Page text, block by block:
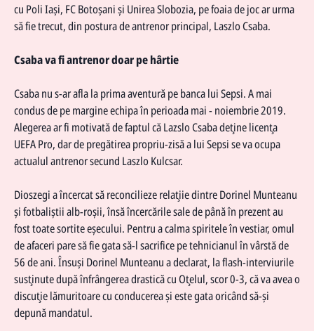
cu Poli Iaşi, FC Botoşani şi Unirea Slobozia, pe foaia de joc ar urma
să fie trecut, din postura de antrenor principal, Laszlo Csaba.
Csaba va fi antrenor doar pe hârtie
Csaba nu s-ar afla la prima aventură pe banca lui Sepsi. A mai
condus de pe margine echipa în perioada mai - noiembrie 2019.
Alegerea ar fi motivată de faptul că Lazslo Csaba deţine licenţa
UEFA Pro, dar de pregătirea propriu-zisă a lui Sepsi se va ocupa
actualul antrenor secund Laszlo Kulcsar.
Dioszegi a încercat să reconcilieze relaţiie dintre Dorinel Munteanu
şi fotbaliştii alb-roşii, însă încercările sale de până în prezent au
fost toate sortite eşecului. Pentru a calma spiritele în vestiar, omul
de afaceri pare să fie gata să-l sacrifice pe tehnicianul în vârstă de
56 de ani. Însuşi Dorinel Munteanu a declarat, la flash-interviurile
susţinute după înfrângerea drastică cu Oţelul, scor 0-3, că va avea o
discuţie lămuritoare cu conducerea şi este gata oricând să-şi
depună mandatul.